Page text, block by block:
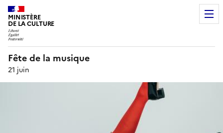
MINISTÈRE
DE LA CULTURE
Fête de la musique
21 juin